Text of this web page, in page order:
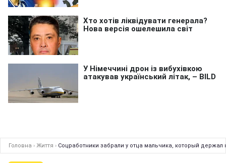
Головна › Життя › Соцработники забрали у отца мальчика, который держал